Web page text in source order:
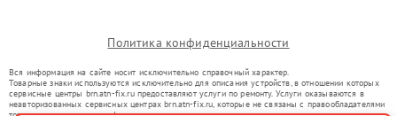
Политика конфиденциальности
Вся информация на сайте носит исключительно справочный характер.
Товарные знаки используются исключительно для описания устройств, в отношении которых
сервисные центры brn.atn-fix.ru предоставляют услуги по ремонту. Услуги оказываются в
неавторизованных сервисных центрах brn.atn-fix.ru, которые не связаны с правообладателями